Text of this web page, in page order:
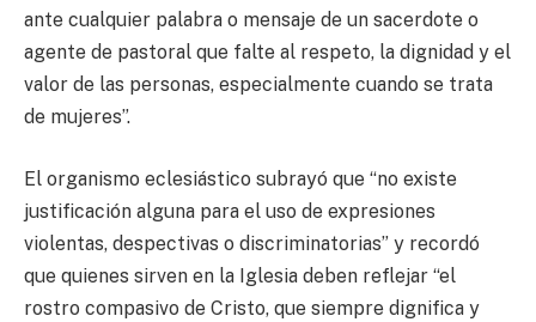
ante cualquier palabra o mensaje de un sacerdote o
agente de pastoral que falte al respeto, la dignidad y el
valor de las personas, especialmente cuando se trata
de mujeres”.
El organismo eclesiástico subrayó que “no existe
justificación alguna para el uso de expresiones
violentas, despectivas o discriminatorias” y recordó
que quienes sirven en la Iglesia deben reflejar “el
rostro compasivo de Cristo, que siempre dignifica y